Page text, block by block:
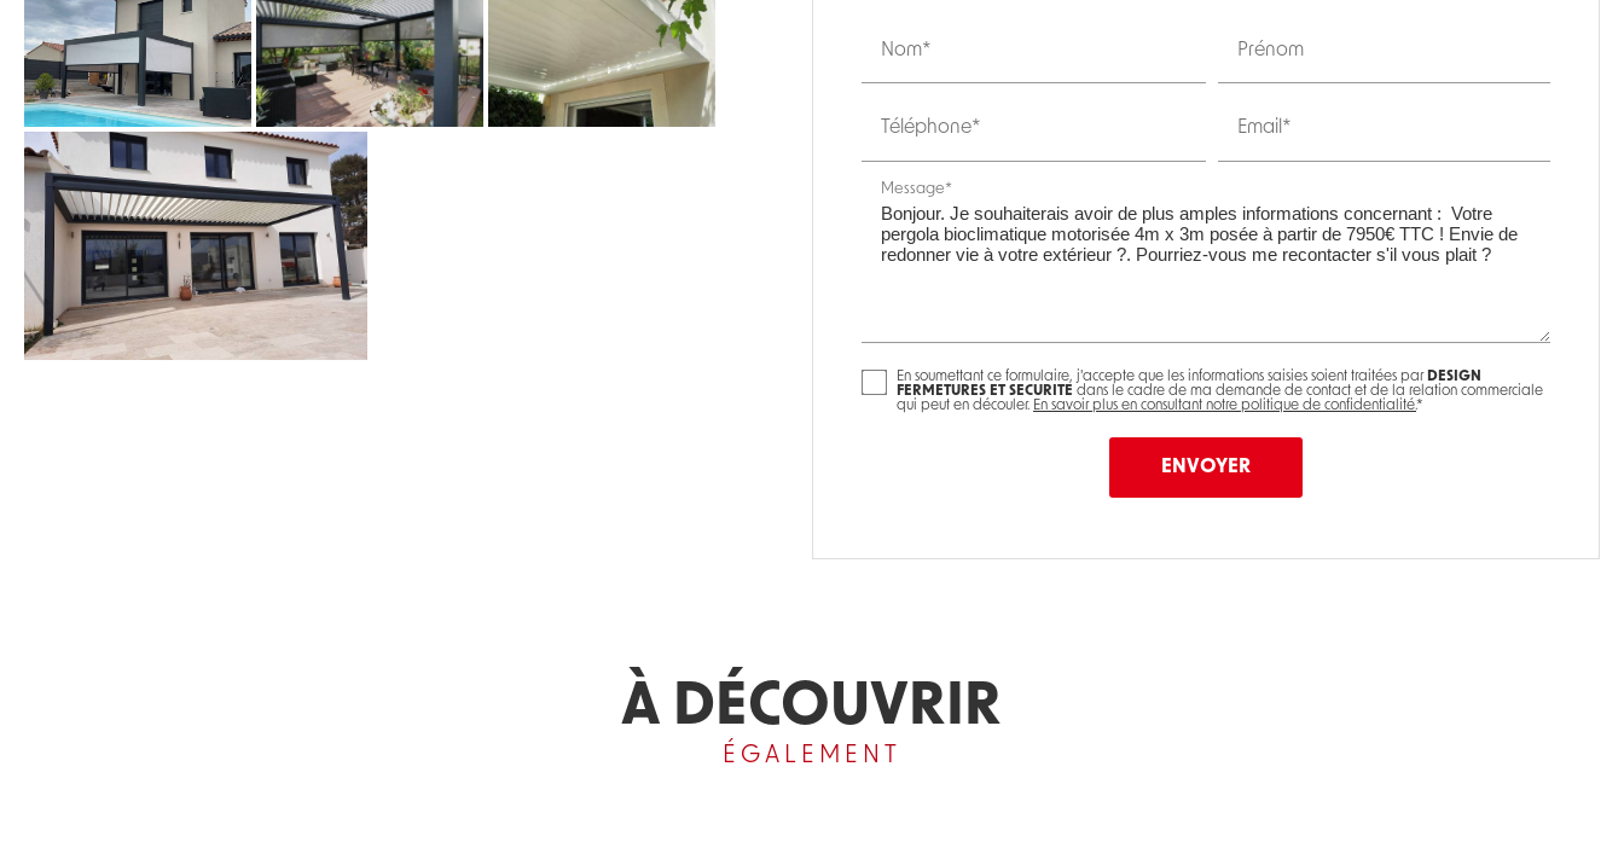
Nom* Prénom
Téléphone* Email*
Message*
En soumettant ce formulaire, j'accepte que les informations saisies soient traitées par DESIGN
FERMETURES ET SECURITE dans le cadre de ma demande de contact et de la relation commerciale
qui peut en découler. En savoir plus en consultant notre politique de confidentialité.*
À DÉCOUVRIR
ÉGALEMENT